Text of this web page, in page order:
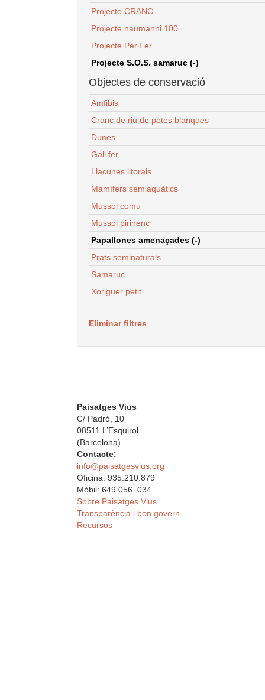
Projecte CRANC
Projecte naumanni 100
Projecte PeriFer
Projecte S.O.S. samaruc (-)
Objectes de conservació
Amfibis
Cranc de riu de potes blanques
Dunes
Gall fer
Llacunes litorals
Mamífers semiaquàtics
Mussol comú
Mussol pirinenc
Papallones amenaçades (-)
Prats seminaturals
Samaruc
Xoriguer petit
Eliminar filtres
Paisatges Vius
C/ Padró, 10
08511 L’Esquirol
(Barcelona)
Contacte:
info@paisatgesvius.org
Oficina: 935.210.879
Mòbil: 649.056. 034
Sobre Paisatges Vius
Transparència i bon govern
Recursos